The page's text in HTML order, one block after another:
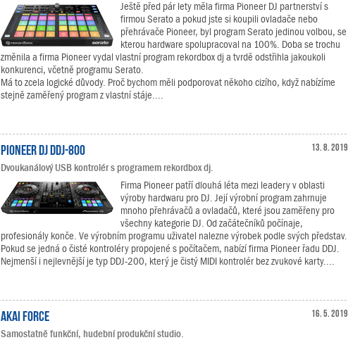
Ještě před pár lety měla firma Pioneer DJ partnerství s
firmou Serato a pokud jste si koupili ovladače nebo
přehrávače Pioneer, byl program Serato jedinou volbou, se
kterou hardware spolupracoval na 100%. Doba se trochu
změnila a firma Pioneer vydal vlastní program rekordbox dj a tvrdě odstřihla jakoukoli
konkurenci, včetně programu Serato.
Má to zcela logické důvody. Proč bychom měli podporovat někoho cizího, když nabízíme
stejně zaměřený program z vlastní stáje....
13. 8. 2019
Pioneer DJ DDJ-800
Dvoukanálový USB kontrolér s programem rekordbox dj.
Firma Pioneer patří dlouhá léta mezi leadery v oblasti
výroby hardwaru pro DJ. Její výrobní program zahrnuje
mnoho přehrávačů a ovladačů, které jsou zaměřeny pro
všechny kategorie DJ. Od začátečníků počínaje,
profesionály konče. Ve výrobním programu uživatel nalezne výrobek podle svých představ.
Pokud se jedná o čisté kontroléry propojené s počítačem, nabízí firma Pioneer řadu DDJ.
Nejmenší i nejlevnější je typ DDJ-200, který je čistý MIDI kontrolér bez zvukové karty....
16. 5. 2019
Akai Force
Samostatně funkční, hudební produkční studio.